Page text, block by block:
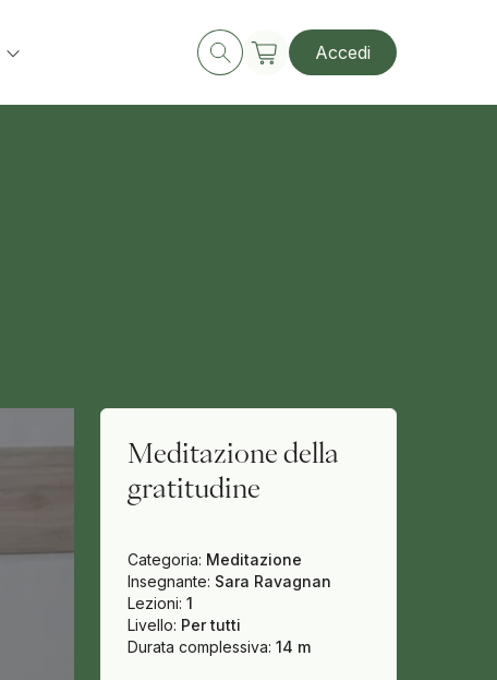
Accedi
Meditazione della
gratitudine
Categoria: Meditazione
Insegnante: Sara Ravagnan
Lezioni: 1
Livello: Per tutti
Durata complessiva: 14 m